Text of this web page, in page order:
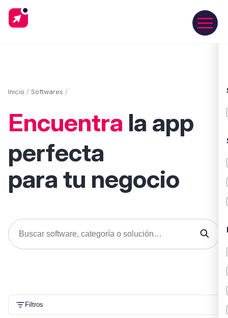
Inicio / Softwares /
Encuentra la app
perfecta
para tu negocio
Filtros